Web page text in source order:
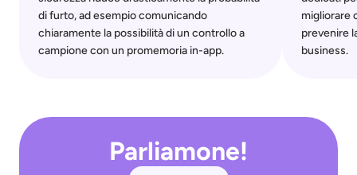
di furto, ad esempio comunicando
chiaramente la possibilità di un controllo a
campione con un promemoria in-app.
migliorare
prevenire
business.
Parliamone!